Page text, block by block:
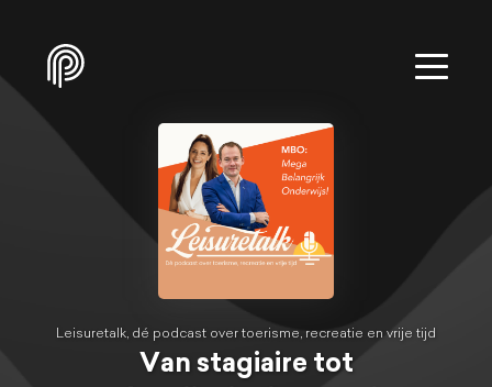
Leisuretalk, dé podcast over toerisme, recreatie en vrije tijd
Van stagiaire tot